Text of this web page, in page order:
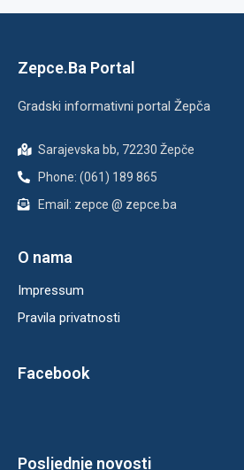
Zepce.Ba Portal
Gradski informativni portal Žepča
Sarajevska bb, 72230 Žepče
Phone: (061) 189 865
Email: zepce @ zepce.ba
O nama
Impressum
Pravila privatnosti
Facebook
Posljednje novosti